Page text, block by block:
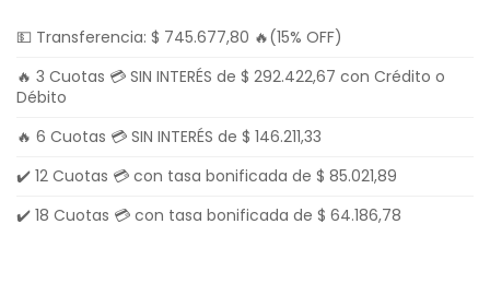
💵 Transferencia: $ 745.677,80 🔥(15% OFF)
🔥 3 Cuotas 💳 SIN INTERÉS de $ 292.422,67 con Crédito o
Débito
🔥 6 Cuotas 💳 SIN INTERÉS de $ 146.211,33
✔️ 12 Cuotas 💳 con tasa bonificada de $ 85.021,89
✔️ 18 Cuotas 💳 con tasa bonificada de $ 64.186,78